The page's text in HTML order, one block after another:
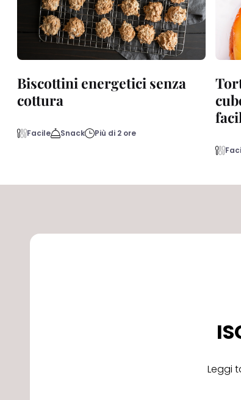
Biscottini energetici senza
cottura
Facile Snack Più di 2 ore
Leggi